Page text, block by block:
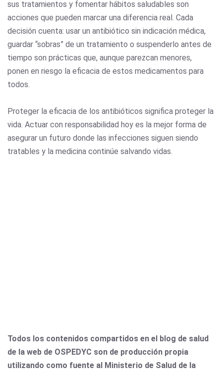
sus tratamientos y fomentar hábitos saludables son
acciones que pueden marcar una diferencia real. Cada
decisión cuenta: usar un antibiótico sin indicación médica,
guardar “sobras” de un tratamiento o suspenderlo antes de
tiempo son prácticas que, aunque parezcan menores,
ponen en riesgo la eficacia de estos medicamentos para
todos.
Proteger la eficacia de los antibióticos significa proteger la
vida. Actuar con responsabilidad hoy es la mejor forma de
asegurar un futuro donde las infecciones siguen siendo
tratables y la medicina continúe salvando vidas.
Todos los contenidos compartidos en el blog de salud
de la web de OSPEDYC son de producción propia
utilizando como fuente al Ministerio de Salud de la